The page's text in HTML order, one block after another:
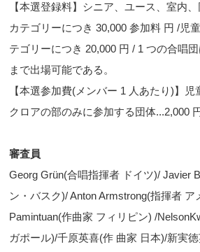
【本選登録料】シニア、ユース、室内
カテゴリーにつき 30,000 参加料 円 /児
テゴリーにつき 20,000 円 / 1 つの合唱
まで出場可能である。
【本選参加費(メンバー 1 人あたり)】
クロアの部のみに参加する団体...2,000
審査員
Georg Grün(合唱指揮者 ドイツ)/ Javier
ン・バスク)/ Anton Armstrong(指揮者 ア
Pamintuan(作曲家 フィリピン) /
ガポール)/千原英喜(作 曲家 日本)/新実